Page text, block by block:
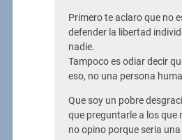
Primero te aclaro que no
defender la libertad
nadie.
Tampoco es odiar decir
eso, no una persona
Que soy un pobre
que preguntarle a los que
no opino porque seria